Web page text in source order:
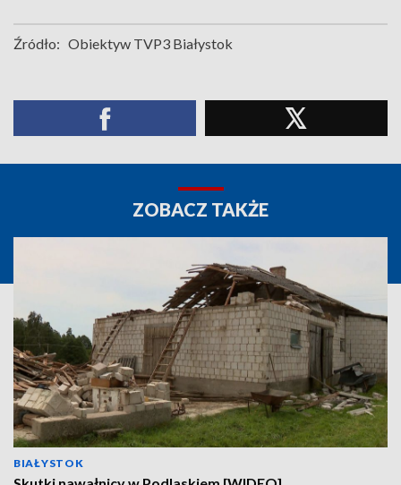
Źródło: Obiektyw TVP3 Białystok
ZOBACZ TAKŻE
BIAŁYSTOK